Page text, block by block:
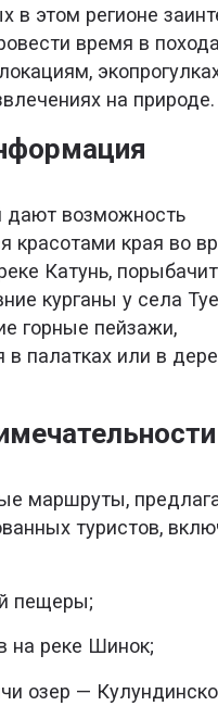
в этом регионе
время в
на природе.
дают возможность
красотами края во
Катунь,
курганы у села
горные пейзажи,
в палатках или в
маршруты,
туристов,
пещеры;
на реке Шинок;
озер —